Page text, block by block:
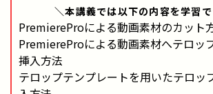
＼本講義では以下の内容を学習
PremiereProによる動画素材のカット
PremiereProによる動画素材へテロッ
挿入方法
テロップテンプレートを用いたテロッ